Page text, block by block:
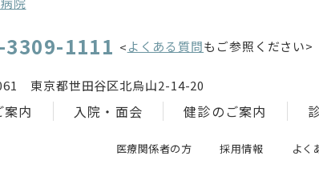
3309-1111 <よくある質問もご参照ください>
東京都世田谷区北烏山2-14-20
内 入院・面会 健診のご案内
医療関係者の方 採用情報 よく